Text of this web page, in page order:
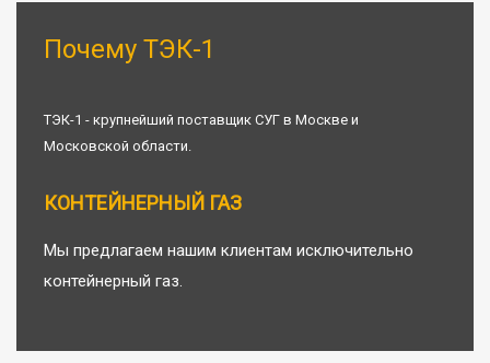
Почему ТЭК-1
ТЭК-1 - крупнейший поставщик СУГ в Москве и
Московской области.
КОНТЕЙНЕРНЫЙ ГАЗ
Мы предлагаем нашим клиентам исключительно
контейнерный газ.